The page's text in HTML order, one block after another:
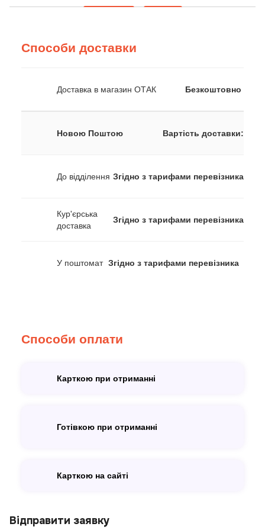
Способи доставки
Доставка в магазин ОТАК Безкоштовно
Новою Поштою Вартість доставки:
До відділення Згідно з тарифами перевізника
Кур'єрська
доставка
Згідно з тарифами перевізника
У поштомат Згідно з тарифами перевізника
Способи оплати
Карткою при отриманні
Готівкою при отриманні
Карткою на сайті
Відправити заявку